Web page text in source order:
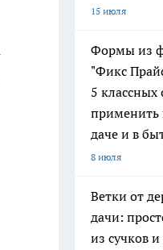
15 июля
Формы из
"Фикс
5 классных
применить
даче и в
8 июля
Ветки от
дачи:
из сучков